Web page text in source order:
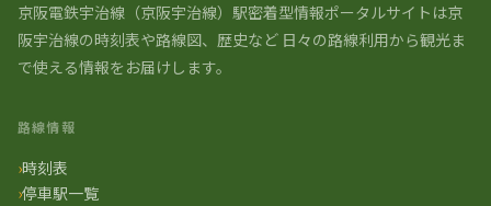
京阪電鉄宇治線（京阪宇治線）駅密着型情報ポータルサイトは京
阪宇治線の時刻表や路線図、歴史など 日々の路線利用から観光ま
で使える情報をお届けします。
路線情報
時刻表
停車駅一覧